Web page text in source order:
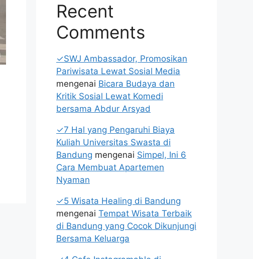
Recent
Comments
✓SWJ Ambassador, Promosikan
Pariwisata Lewat Sosial Media
mengenai Bicara Budaya dan
Kritik Sosial Lewat Komedi
bersama Abdur Arsyad
✓7 Hal yang Pengaruhi Biaya
Kuliah Universitas Swasta di
Bandung mengenai Simpel, Ini 6
Cara Membuat Apartemen
Nyaman
✓5 Wisata Healing di Bandung
mengenai Tempat Wisata Terbaik
di Bandung yang Cocok Dikunjungi
Bersama Keluarga